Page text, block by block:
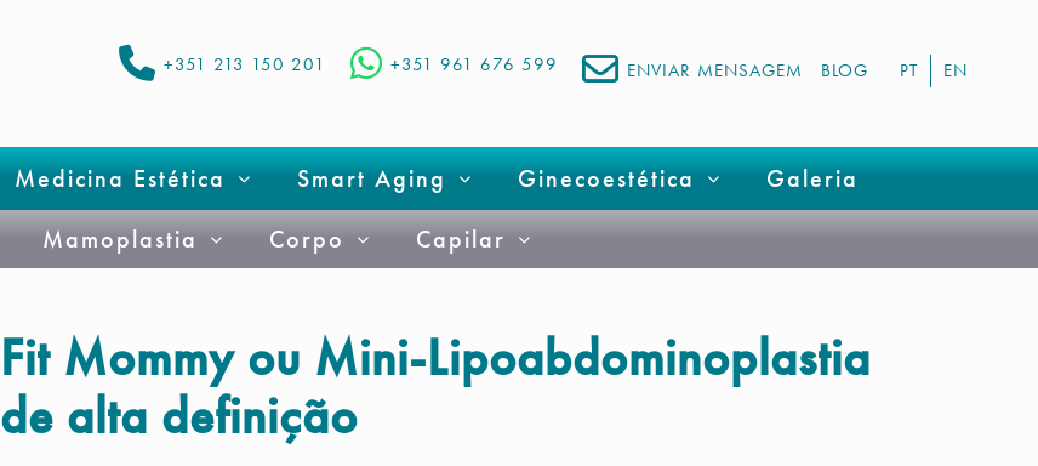
PT EN
BLOG
ENVIAR MENSAGEM
+351 961 676 599
+351 213 150 201
Medicina Estética Smart Aging Ginecoestética
Galeria
Mamoplastia Corpo Capilar
Fit Mommy ou Mini-Lipoabdominoplastia
de alta definição